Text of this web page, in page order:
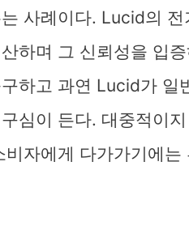
사례이다. Lucid의
하며 그 신뢰성을 입
하고 과연 Lucid가 일
심이 든다. 대중적이
자에게 다가가기에는